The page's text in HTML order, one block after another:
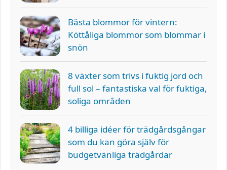
Bästa blommor för vintern:
Köttåliga blommor som blommar i
snön
8 växter som trivs i fuktig jord och
full sol – fantastiska val för fuktiga,
soliga områden
4 billiga idéer för trädgårdsgångar
som du kan göra själv för
budgetvänliga trädgårdar